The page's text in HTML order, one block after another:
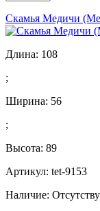
Скамья Медичи
Длина: 108
;
Ширина: 56
;
Высота: 89
Артикул: tet-9153
Наличие: